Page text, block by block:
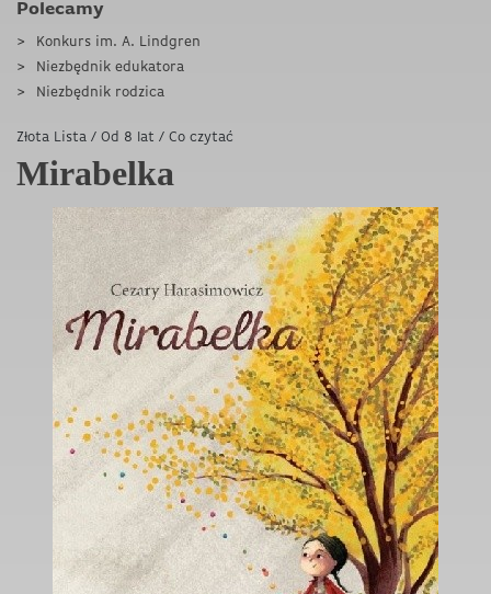
Polecamy
Konkurs im. A. Lindgren
Niezbędnik edukatora
Niezbędnik rodzica
Złota Lista / Od 8 lat / Co czytać
Mirabelka